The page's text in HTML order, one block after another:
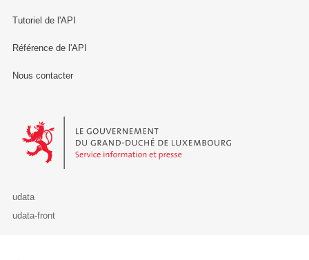
Tutoriel de l'API
Référence de l'API
Nous contacter
Le Gouvernement du Grand-Duché de Luxembourg - Service
udata
udata-front